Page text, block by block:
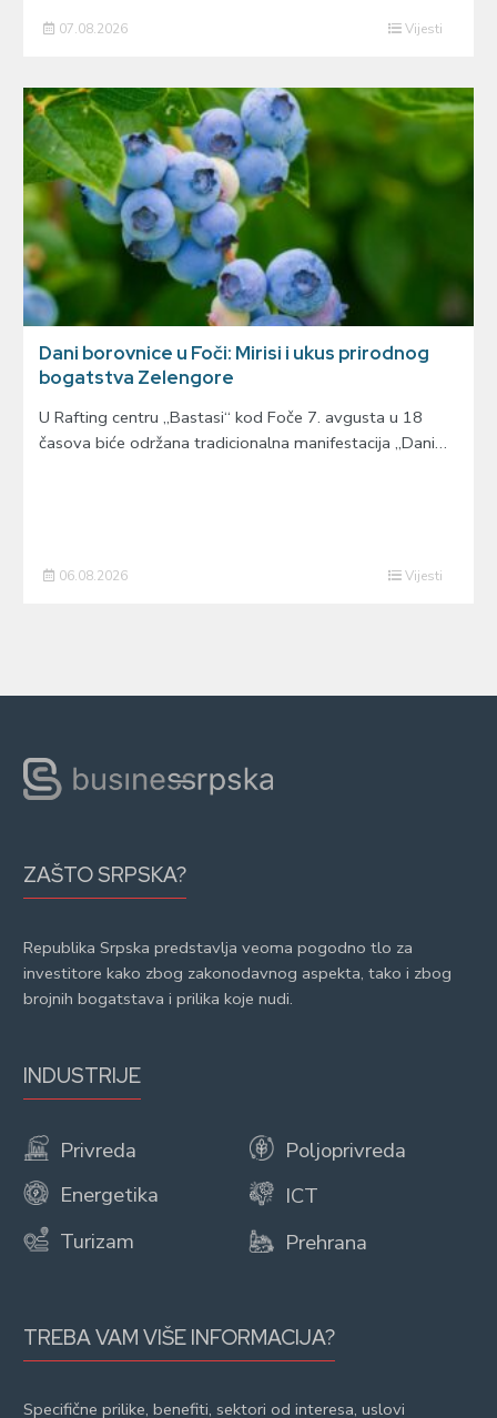
07.08.2026 Vijesti
Dani borovnice u Foči: Mirisi i ukus prirodnog
bogatstva Zelengore
U Rafting centru „Bastasi“ kod Foče 7. avgusta u 18
časova biće održana tradicionalna manifestacija „Dani…
06.08.2026 Vijesti
ZAŠTO SRPSKA?
Republika Srpska predstavlja veoma pogodno tlo za
investitore kako zbog zakonodavnog aspekta, tako i zbog
brojnih bogatstava i prilika koje nudi.
INDUSTRIJE
Privreda
Energetika
Turizam
Poljoprivreda
ICT
Prehrana
TREBA VAM VIŠE INFORMACIJA?
Specifične prilike, benefiti, sektori od interesa, uslovi